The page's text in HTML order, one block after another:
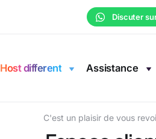
Discuter
Host different Assistance
C'est un plaisir de vous